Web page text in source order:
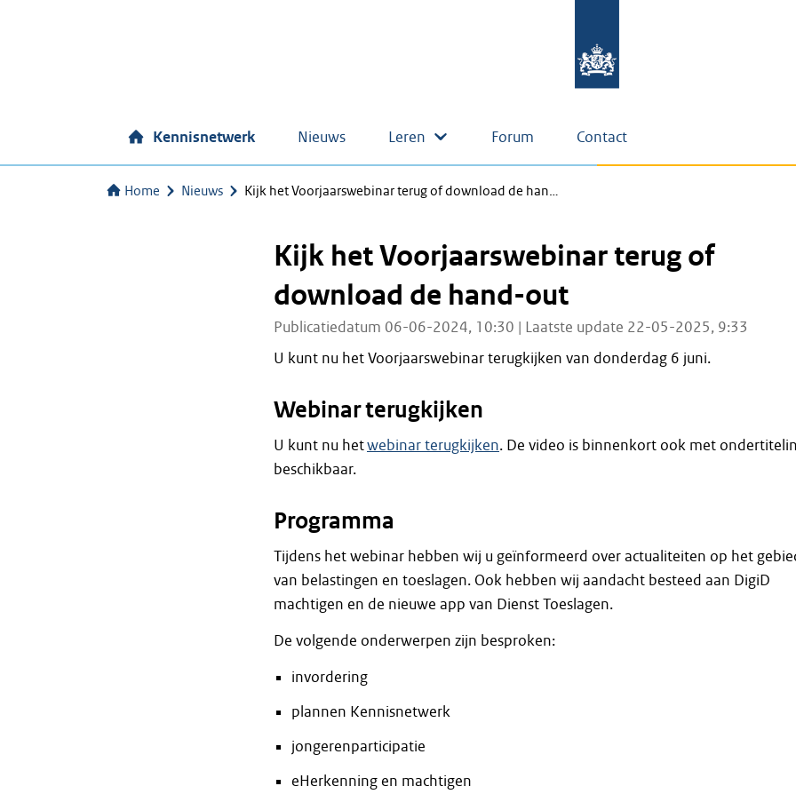
Kennisnetwerk Nieuws Leren Forum Contact
Home Nieuws Kijk het Voorjaarswebinar terug of download de han…
Kijk het Voorjaarswebinar terug of
download de hand-out
Publicatiedatum 06-06-2024, 10:30 | Laatste update 22-05-2025, 9:33
U kunt nu het Voorjaarswebinar terugkijken van donderdag 6 juni.
Webinar terugkijken
U kunt nu hetwebinar terugkijken. De video is binnenkort ook met
beschikbaar.
Programma
Tijdens het webinar hebben wij u geïnformeerd over actualiteiten op het
van belastingen en toeslagen. Ook hebben wij aandacht besteed aan DigiD
machtigen en de nieuwe app van Dienst Toeslagen.
De volgende onderwerpen zijn besproken:
invordering
plannen Kennisnetwerk
jongerenparticipatie
eHerkenning en machtigen